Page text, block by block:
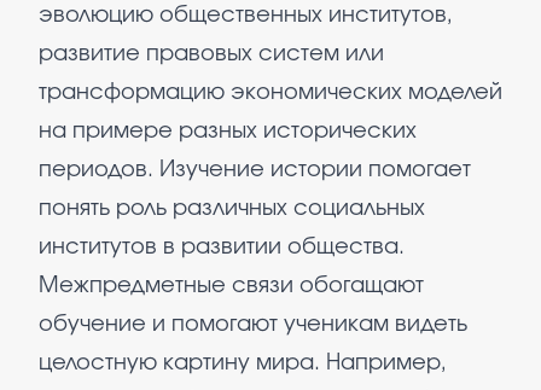
эволюцию общественных институтов,
развитие правовых систем или
трансформацию экономических моделей
на примере разных исторических
периодов. Изучение истории помогает
понять роль различных социальных
институтов в развитии общества.
Межпредметные связи обогащают
обучение и помогают ученикам видеть
целостную картину мира. Например,